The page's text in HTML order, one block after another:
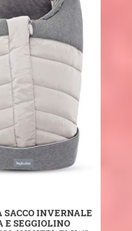
SACCO INVERNALE
E SEGGIOLINO